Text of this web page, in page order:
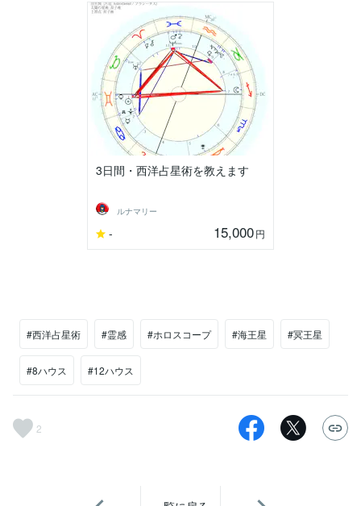
3日間・西洋占星術を教えます
ルナマリー
- 15,000円
#西洋占星術 #霊感 #ホロスコープ #海王星 #冥王星
#8ハウス #12ハウス
2